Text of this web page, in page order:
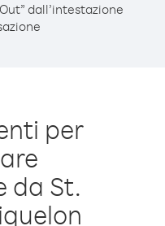
dall’intestazione
per
da St.